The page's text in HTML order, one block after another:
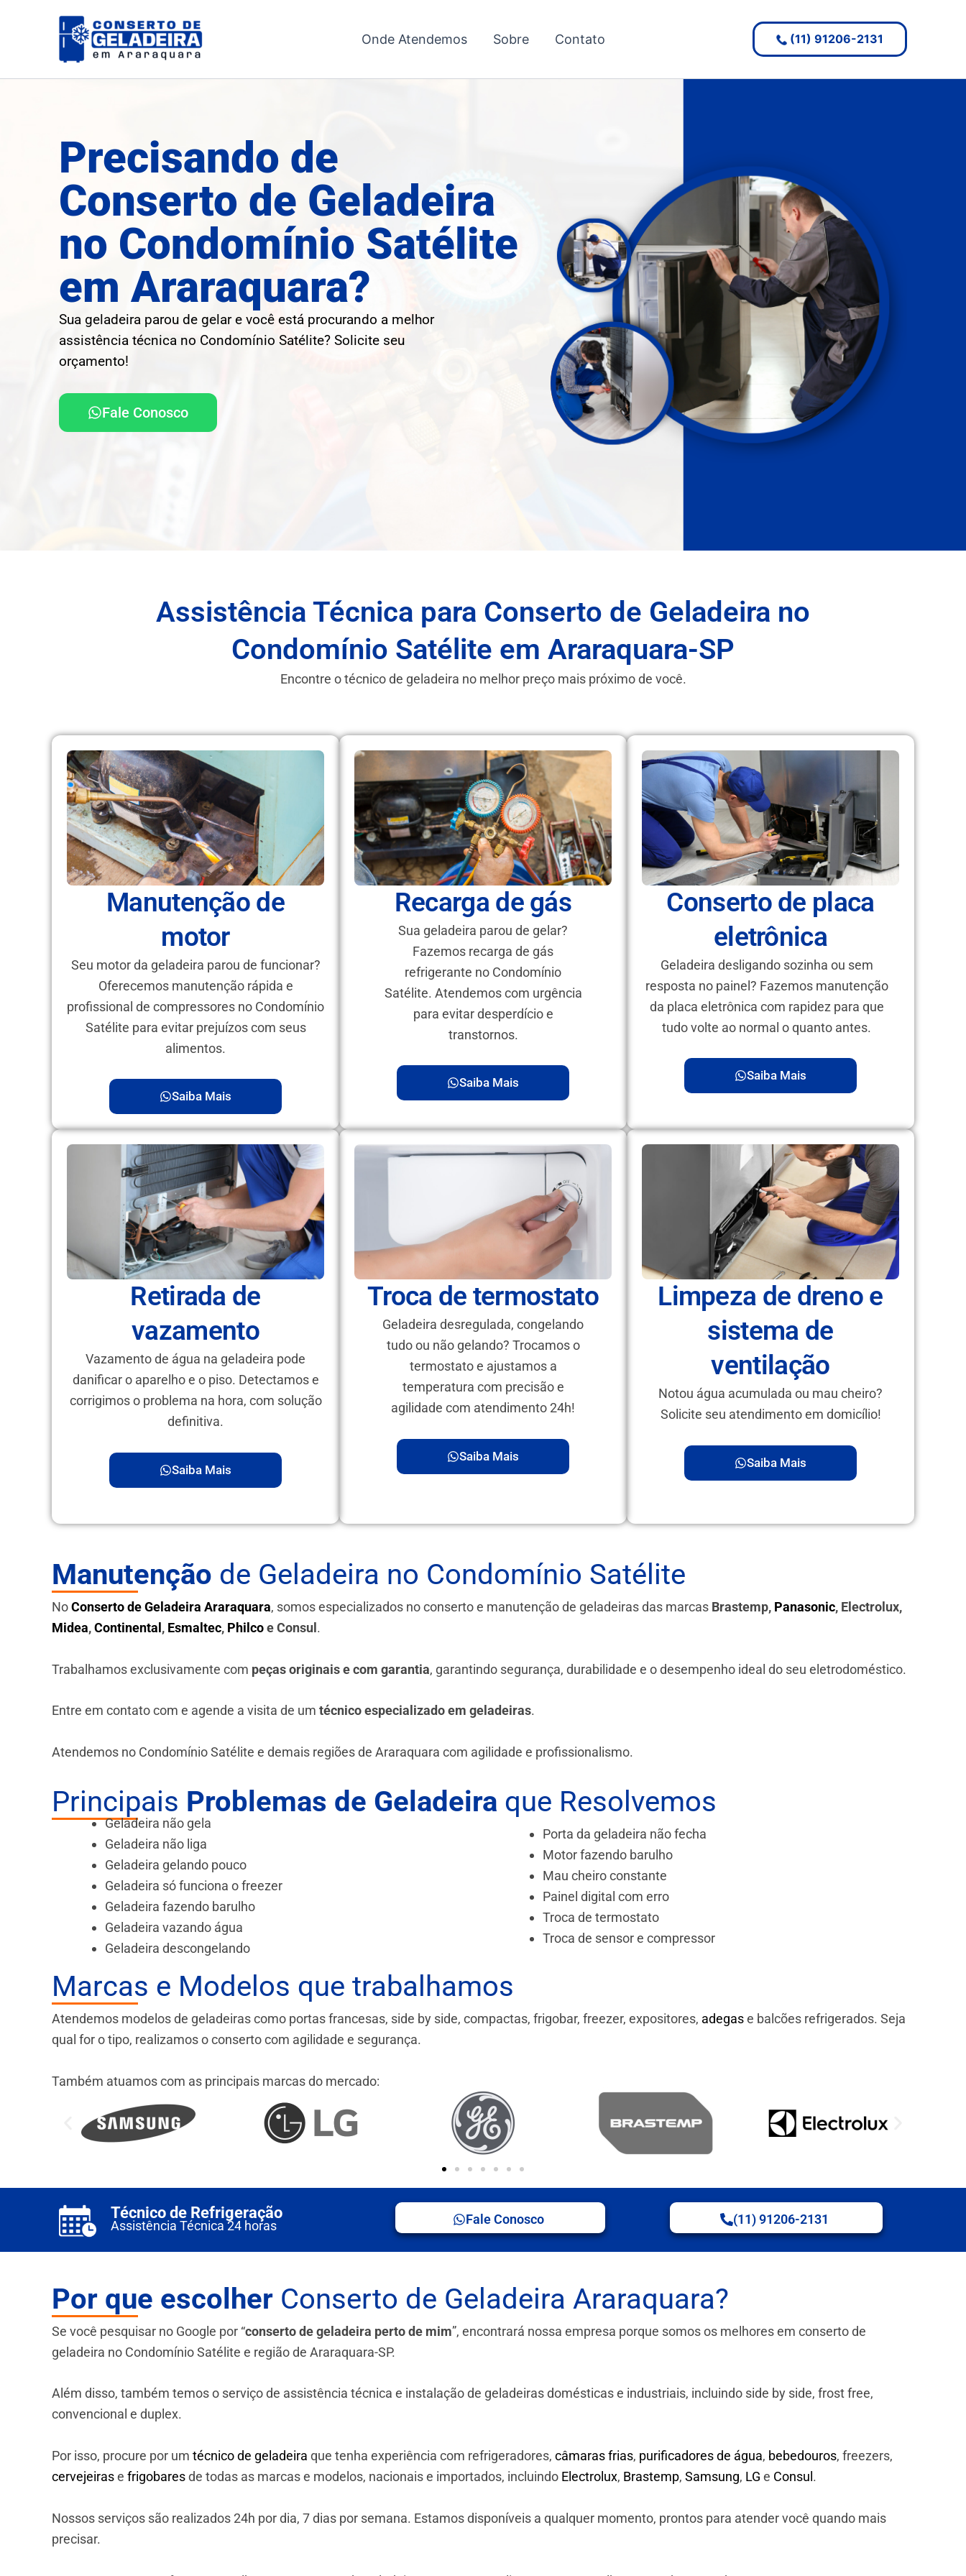
Onde Atendemos Sobre Contato (11) 91206-2131
Precisando de
Conserto de Geladeira
no Condomínio Satélite
em Araraquara?
Sua geladeira parou de gelar e você está procurando a melhor
assistência técnica no Condomínio Satélite? Solicite seu
orçamento!
Fale Conosco
Assistência Técnica para Conserto de Geladeira no
Condomínio Satélite em Araraquara-SP
Encontre o técnico de geladeira no melhor preço mais próximo de você.
Manutenção de
motor
Seu motor da geladeira parou de funcionar?
Oferecemos manutenção rápida e
profissional de compressores no Condomínio
Satélite para evitar prejuízos com seus
alimentos.
Saiba Mais
Recarga de gás
Sua geladeira parou de gelar?
Fazemos recarga de gás
refrigerante no Condomínio
Satélite. Atendemos com urgência
para evitar desperdício e
transtornos.
Saiba Mais
Conserto de placa
eletrônica
Geladeira desligando sozinha ou sem
resposta no painel? Fazemos manutenção
da placa eletrônica com rapidez para que
tudo volte ao normal o quanto antes.
Saiba Mais
Retirada de
vazamento
Vazamento de água na geladeira pode
danificar o aparelho e o piso. Detectamos e
corrigimos o problema na hora, com solução
definitiva.
Saiba Mais
Troca de termostato
Geladeira desregulada, congelando
tudo ou não gelando? Trocamos o
termostato e ajustamos a
temperatura com precisão e
agilidade com atendimento 24h!
Saiba Mais
Limpeza de dreno e
sistema de
ventilação
Notou água acumulada ou mau cheiro?
Solicite seu atendimento em domicílio!
Saiba Mais
Manutenção de Geladeira no Condomínio Satélite
NoConserto de Geladeira Araraquara, somos especializados no conserto e manutenção de geladeiras das marcas Brastemp, Panasonic, Electrolux,
Midea,Continental , Esmaltec, Philcoe Consul .
Trabalhamos exclusivamente com peças originais e com garantia, garantindo segurança, durabilidade e o desempenho ideal do seu eletrodoméstico.
Entre em contato com e agende a visita de um técnico especializado em geladeiras.
Atendemos no Condomínio Satélite e demais regiões de Araraquara com agilidade e profissionalismo.
Principais Problemas de Geladeira que Resolvemos
Geladeira não gela
Geladeira não liga
Geladeira gelando pouco
Geladeira só funciona o freezer
Geladeira fazendo barulho
Geladeira vazando água
Geladeira descongelando
Porta da geladeira não fecha
Motor fazendo barulho
Mau cheiro constante
Painel digital com erro
Troca de termostato
Troca de sensor e compressor
Marcas e Modelos que trabalhamos
Atendemos modelos de geladeiras como portas francesas, side by side, compactas, frigobar, freezer, expositores, adegase balcões refrigerados. Seja
qual for o tipo, realizamos o conserto com agilidade e segurança.
Também atuamos com as principais marcas do mercado:
Técnico de Refrigeração
Assistência Técnica 24 horas Fale Conosco (11) 91206-2131
Por que escolher Conserto de Geladeira Araraquara?
Se você pesquisar no Google por “conserto de geladeira perto de mim”, encontrará nossa empresa porque somos os melhores em conserto de
geladeira no Condomínio Satélite e região de Araraquara-SP.
Além disso, também temos o serviço de assistência técnica e instalação de geladeiras domésticas e industriais, incluindo side by side, frost free,
convencional e duplex.
Por isso, procure por um técnico de geladeira que tenha experiência com refrigeradores, câmaras frias, purificadores de água, bebedouros, freezers,
cervejeirase frigobaresde todas as marcas e modelos, nacionais e importados, incluindo Electrolux, Brastemp, Samsung, LG e Consul .
Nossos serviços são realizados 24h por dia, 7 dias por semana. Estamos disponíveis a qualquer momento, prontos para atender você quando mais
precisar.